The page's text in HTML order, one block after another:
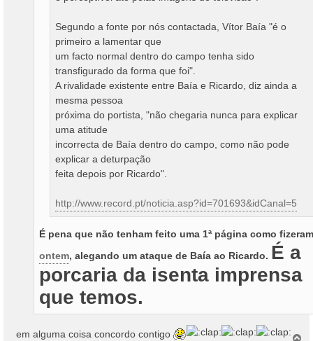
Segundo a fonte por nós contactada, Vítor Baía "é o
primeiro a lamentar que
um facto normal dentro do campo tenha sido
transfigurado da forma que foi".
A rivalidade existente entre Baía e Ricardo, diz ainda a
mesma pessoa
próxima do portista, "não chegaria nunca para explicar
uma atitude
incorrecta de Baía dentro do campo, como não pode
explicar a deturpação
feita depois por Ricardo".
http://www.record.pt/noticia.asp?id=701693&idCanal=5
É pena que não tenham feito uma 1ª página como fizeram
ontem, alegando um ataque de Baía ao Ricardo. É a
porcaria da isenta imprensa
que temos.
em alguma coisa concordo contigo